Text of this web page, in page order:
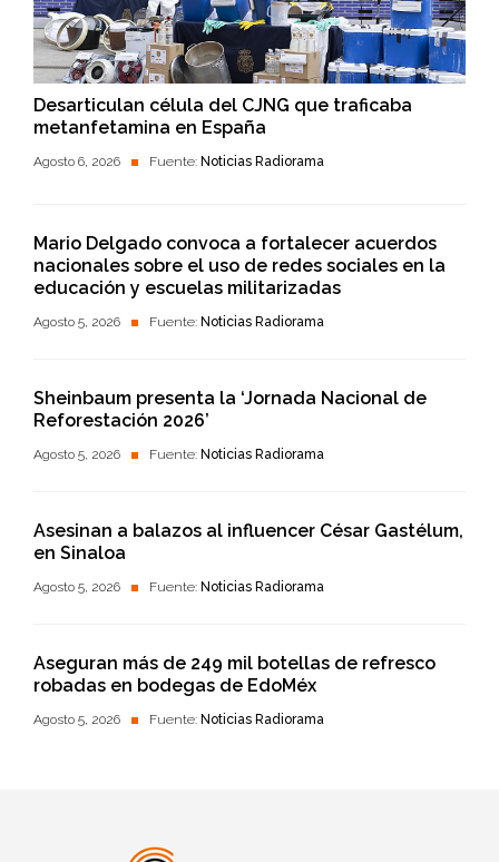
Desarticulan célula del CJNG que traficaba
metanfetamina en España
Agosto 6, 2026 Fuente: Noticias Radiorama
Mario Delgado convoca a fortalecer acuerdos
nacionales sobre el uso de redes sociales en la
educación y escuelas militarizadas
Agosto 5, 2026 Fuente: Noticias Radiorama
Sheinbaum presenta la ‘Jornada Nacional de
Reforestación 2026’
Agosto 5, 2026 Fuente: Noticias Radiorama
Asesinan a balazos al influencer César Gastélum,
en Sinaloa
Agosto 5, 2026 Fuente: Noticias Radiorama
Aseguran más de 249 mil botellas de refresco
robadas en bodegas de EdoMéx
Agosto 5, 2026 Fuente: Noticias Radiorama